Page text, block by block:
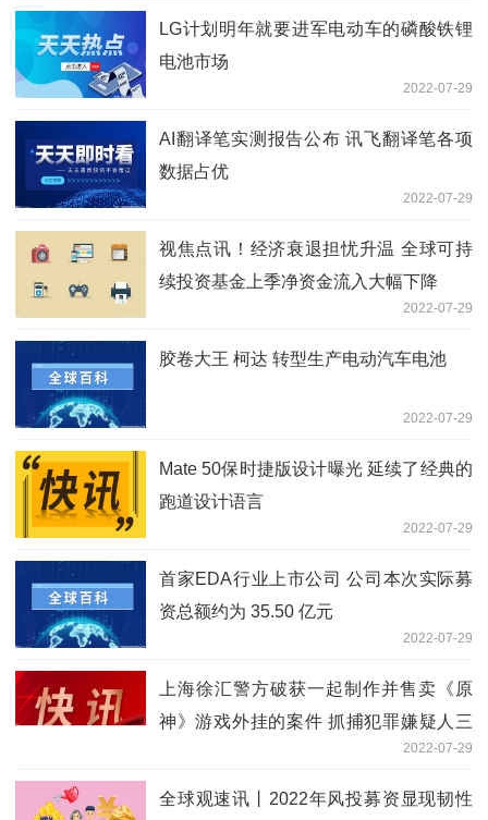
LG计划明年就要进军电动车的磷酸铁锂
电池市场
2022-07-29
AI翻译笔实测报告公布 讯飞翻译笔各项
数据占优
2022-07-29
视焦点讯！经济衰退担忧升温 全球可持
续投资基金上季净资金流入大幅下降
2022-07-29
胶卷大王 柯达 转型生产电动汽车电池
2022-07-29
Mate 50保时捷版设计曝光 延续了经典的
跑道设计语言
2022-07-29
首家EDA行业上市公司 公司本次实际募
资总额约为 35.50 亿元
2022-07-29
上海徐汇警方破获一起制作并售卖《原
神》游戏外挂的案件 抓捕犯罪嫌疑人三
2022-07-29
全球观速讯丨2022年风投募资显现韧性